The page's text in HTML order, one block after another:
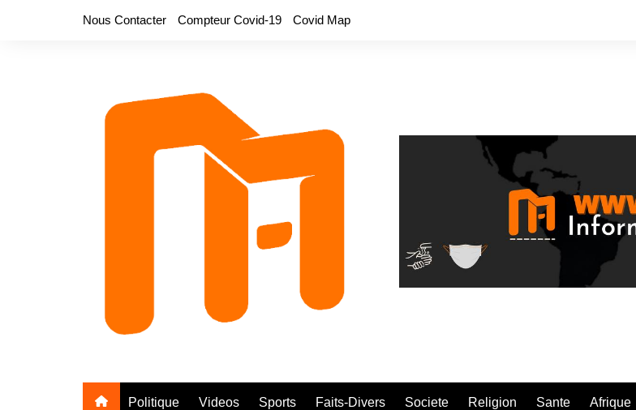
Nous Contacter Compteur Covid-19 Covid Map
Politique Videos Sports Faits-Divers Societe Religion Sante Afrique